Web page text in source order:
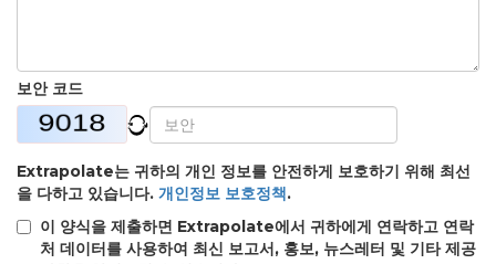
보안 코드
Extrapolate는 귀하의 개인 정보를 안전하게 보호하기 위해 최선
을 다하고 있습니다. 개인정보 보호정책.
이 양식을 제출하면 Extrapolate에서 귀하에게 연락하고 연락
처 데이터를 사용하여 최신 보고서, 홍보, 뉴스레터 및 기타 제공